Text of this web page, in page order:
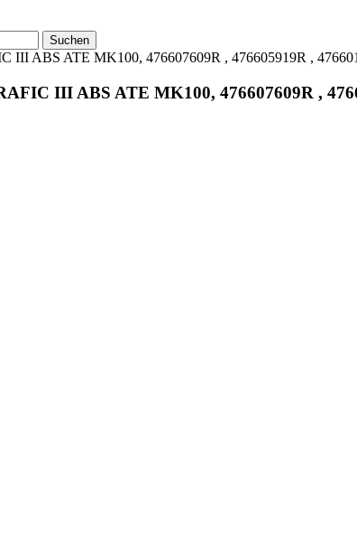
ABS ATE MK100, 476607609R , 476605919R ,
III ABS ATE MK100, 476607609R ,